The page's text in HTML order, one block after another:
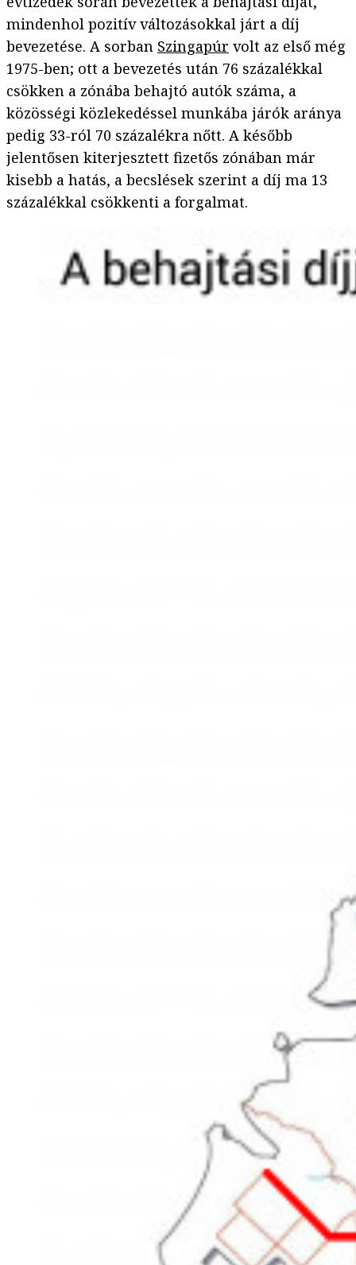
mindenhol pozitív változásokkal járt a díj
bevezetése. A sorban Szingapúr volt az első még
1975-ben; ott a bevezetés után 76 százalékkal
csökken a zónába behajtó autók száma, a
közösségi közlekedéssel munkába járók aránya
pedig 33-ról 70 százalékra nőtt. A később
jelentősen kiterjesztett fizetős zónában már
kisebb a hatás, a becslések szerint a díj ma 13
százalékkal csökkenti a forgalmat.